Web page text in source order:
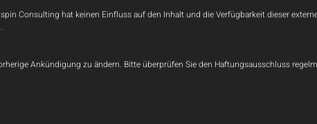
Consulting hat keinen Einfluss auf den Inhalt und die Verfügbarkeit dieser
Ankündigung zu ändern. Bitte überprüfen Sie den Haftungsausschluss